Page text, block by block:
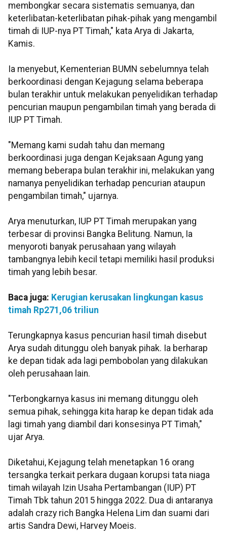
membongkar secara sistematis semuanya, dan
keterlibatan-keterlibatan pihak-pihak yang mengambil
timah di IUP-nya PT Timah," kata Arya di Jakarta,
Kamis.
Ia menyebut, Kementerian BUMN sebelumnya telah
berkoordinasi dengan Kejagung selama beberapa
bulan terakhir untuk melakukan penyelidikan terhadap
pencurian maupun pengambilan timah yang berada di
IUP PT Timah.
"Memang kami sudah tahu dan memang
berkoordinasi juga dengan Kejaksaan Agung yang
memang beberapa bulan terakhir ini, melakukan yang
namanya penyelidikan terhadap pencurian ataupun
pengambilan timah," ujarnya.
Arya menuturkan, IUP PT Timah merupakan yang
terbesar di provinsi Bangka Belitung. Namun, Ia
menyoroti banyak perusahaan yang wilayah
tambangnya lebih kecil tetapi memiliki hasil produksi
timah yang lebih besar.
Baca juga: Kerugian kerusakan lingkungan kasus
timah Rp271,06 triliun
Terungkapnya kasus pencurian hasil timah disebut
Arya sudah ditunggu oleh banyak pihak. Ia berharap
ke depan tidak ada lagi pembobolan yang dilakukan
oleh perusahaan lain.
"Terbongkarnya kasus ini memang ditunggu oleh
semua pihak, sehingga kita harap ke depan tidak ada
lagi timah yang diambil dari konsesinya PT Timah,"
ujar Arya.
Diketahui, Kejagung telah menetapkan 16 orang
tersangka terkait perkara dugaan korupsi tata niaga
timah wilayah Izin Usaha Pertambangan (IUP) PT
Timah Tbk tahun 2015 hingga 2022. Dua di antaranya
adalah crazy rich Bangka Helena Lim dan suami dari
artis Sandra Dewi, Harvey Moeis.